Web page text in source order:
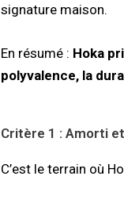
signature maison.
En résumé : Hoka
polyvalence, la
Critère 1 : Amorti
C’est le terrain où